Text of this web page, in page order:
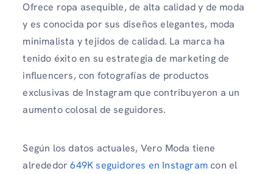
Ofrece ropa asequible, de alta calidad y de moda
y es conocida por sus diseños elegantes, moda
minimalista y tejidos de calidad. La marca ha
tenido éxito en su estrategia de marketing de
influencers, con fotografías de productos
exclusivas de Instagram que contribuyeron a un
aumento colosal de seguidores.
Según los datos actuales, Vero Moda tiene
alrededor 649K seguidores en Instagramcon el